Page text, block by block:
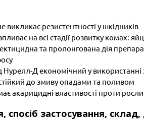
викликає резистентності у шкідників
на всі стадії розвитку комах:
та пролонгована дія
Нурелл-Д економічний у використанні
до змиву опадами та поливом
акарицидні властивості проти
спосіб застосування,